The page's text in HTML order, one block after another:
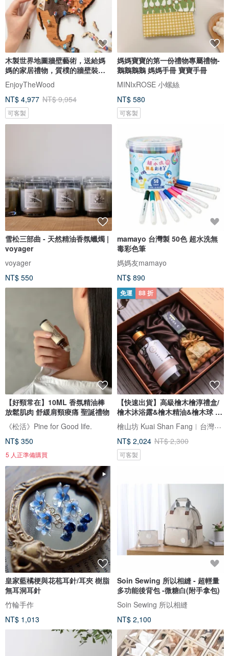
木製世界地圖牆壁藝術，送給媽
媽的家居禮物，質樸的牆壁裝
飾，3D 世界地圖
EnjoyTheWood
NT$ 4,977 NT$ 9,954
可客製
媽媽寶寶的第一份禮物專屬禮物-
鵝鵝鵝鵝 媽媽手冊 寶寶手冊
MINIxROSE 小螺絲
NT$ 580
可客製
雪松三部曲 - 天然精油香氛蠟燭 |
voyager
voyager
NT$ 550
mamayo 台灣製 50色 超水洗無
毒彩色筆
媽媽友mamayo
NT$ 890
【好頸常在】10ML 香氛精油棒
放鬆肌肉 舒緩肩頸痠痛 聖誕禮物
《松活》Pine for Good life.
NT$ 350
5 人正準備購買
免運 88 折
【快速出貨】高級檜木檜淳禮盒/
檜木沐浴露&檜木精油&檜木球 年
節
檜山坊 Kuai Shan Fang︱台灣檜木香氛領導品牌，療癒森林
NT$ 2,024 NT$ 2,300
可客製
皇家藍橘梗與花苞耳針/耳夾 樹脂
無耳洞耳針
竹輪手作
NT$ 1,013
Soin Sewing 所以相縫 - 超輕量
多功能後背包 -微糖白(附手拿包)
Soin Sewing 所以相縫
NT$ 2,100